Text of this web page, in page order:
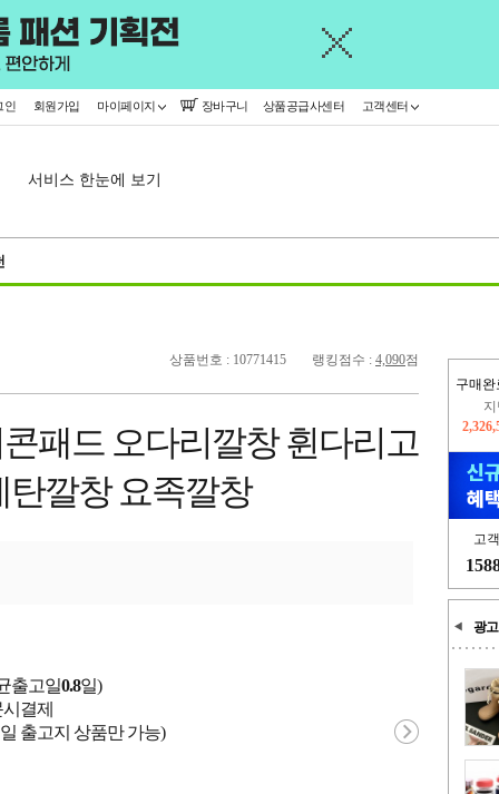
인 회원가입 마이페이지 장바구니 상품공급사센터 고객센터
서비스 한눈에 보기
구매완
고
광고
상품번호 : 10771415 랭킹점수 : 4,090점
패드 오다리깔창 휜다리고
깔창 요족깔창
출고일0.8일)
결제
출고지 상품만 가능)